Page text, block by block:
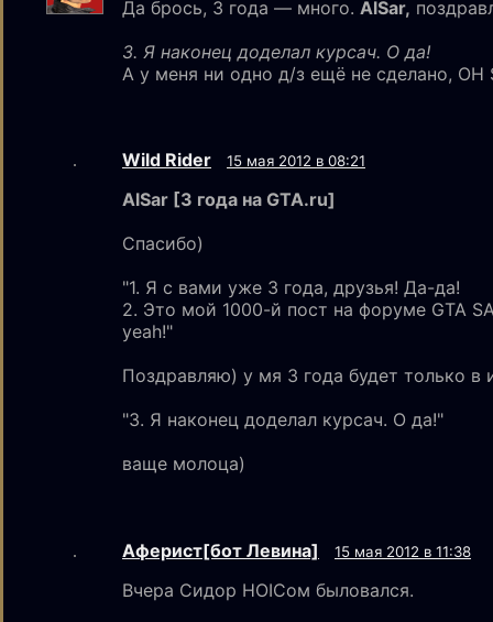
Да брось, 3 года — много. AlSar,
3. Я наконец доделал курсач. О да!
А у меня ни одно д/з ещё не сделано, OH
Wild Rider 15 мая 2012 в 08:21
AlSar [3 года на GTA.ru]
Спасибо)
"1. Я с вами уже 3 года, друзья! Да-да!
2. Это мой 1000-й пост на форуме GTA
yeah!"
Поздравляю) у мя 3 года будет только в
"3. Я наконец доделал курсач. О да!"
ваще молоца)
Аферист[бот Левина] 15 мая 2012 в 11:38
Вчера Сидор HOICом быловался.